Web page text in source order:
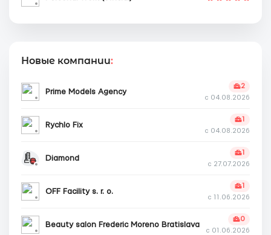
Новые компании:
Prime Models Agency
2
с 04.08.2026
Rychlo Fix
1
с 04.08.2026
Diamond
1
с 27.07.2026
OFF Facility s. r. o.
1
с 11.06.2026
Beauty salon Frederic Moreno Bratislava
0
с 01.06.2026